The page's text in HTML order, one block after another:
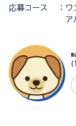
応募コース
：
ア